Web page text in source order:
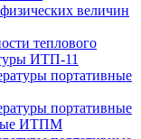
величин
теплового
ИТП-11
портативные
портативные
ИТПМ